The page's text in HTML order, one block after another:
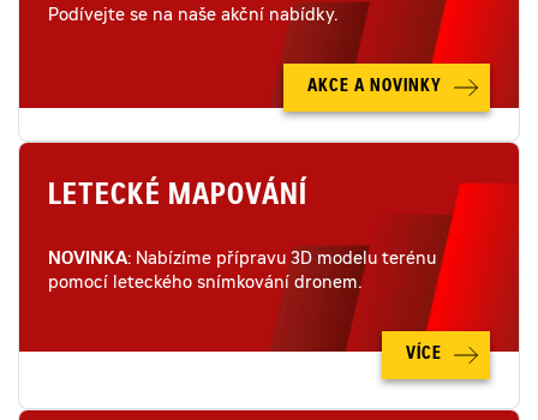
Podívejte se na naše akční nabídky.
AKCE A NOVINKY
LETECKÉ MAPOVÁNÍ
NOVINKA: Nabízíme přípravu 3D modelu terénu
pomocí leteckého snímkování dronem.
VÍCE